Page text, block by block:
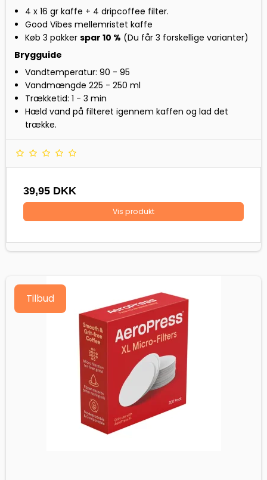
4 x 16 gr kaffe + 4 dripcoffee filter.
Good Vibes mellemristet kaffe
Køb 3 pakker spar 10 % (Du får 3 forskellige varianter)
Brygguide
Vandtemperatur: 90 - 95
Vandmængde 225 - 250 ml
Trækketid: 1 - 3 min
Hæld vand på filteret igennem kaffen og lad det
trække.
39,95 DKK
Vis produkt
Tilbud